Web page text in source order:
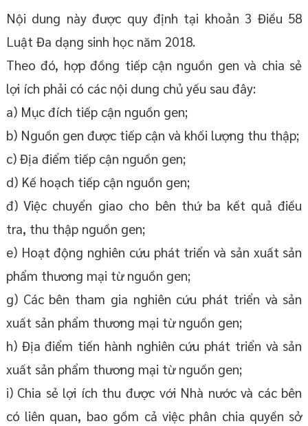
Nội dung này được quy định tại khoản 3 Điều 58
Luật Đa dạng sinh học năm 2018.
Theo đó, hợp đồng tiếp cận nguồn gen và chia sẻ
lợi ích phải có các nội dung chủ yếu sau đây:
a) Mục đích tiếp cận nguồn gen;
b) Nguồn gen được tiếp cận và khối lượng thu thập;
c) Địa điểm tiếp cận nguồn gen;
d) Kế hoạch tiếp cận nguồn gen;
đ) Việc chuyển giao cho bên thứ ba kết quả điều
tra, thu thập nguồn gen;
e) Hoạt động nghiên cứu phát triển và sản xuất sản
phẩm thương mại từ nguồn gen;
g) Các bên tham gia nghiên cứu phát triển và sản
xuất sản phẩm thương mại từ nguồn gen;
h) Địa điểm tiến hành nghiên cứu phát triển và sản
xuất sản phẩm thương mại từ nguồn gen;
i) Chia sẻ lợi ích thu được với Nhà nước và các bên
có liên quan, bao gồm cả việc phân chia quyền sở